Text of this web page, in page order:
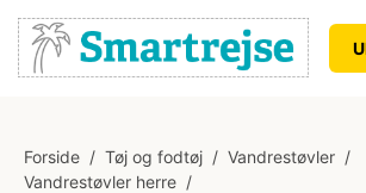
Forside / Tøj og fodtøj / Vandrestøvler /
Vandrestøvler herre /